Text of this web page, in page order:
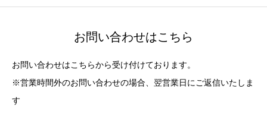
お問い合わせはこちら
お問い合わせはこちらから受け付けております。
※営業時間外のお問い合わせの場合、翌営業日にご返信いたしま
す